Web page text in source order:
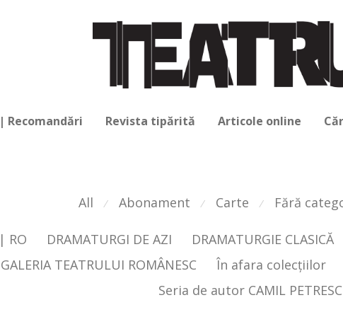
Recomandări Revista tipărită Articole online
All ⁄ Abonament ⁄ Carte ⁄ Fără
RO DRAMATURGI DE AZI DRAMATURGIE CLASICĂ
GALERIA TEATRULUI ROMÂNESC În afara colecţiilor
Seria de autor CAMIL